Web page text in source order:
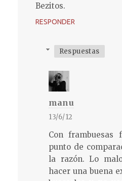
Bezitos.
RESPONDER
Respuestas
manu
13/6/12
Con frambuesas
punto de
la razón. Lo
hacer una buena